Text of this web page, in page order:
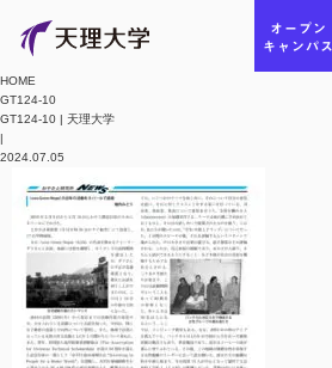
オープン
キャンパス
HOME
GT124-10
GT124-10 | 天理大学
|
2024.07.05